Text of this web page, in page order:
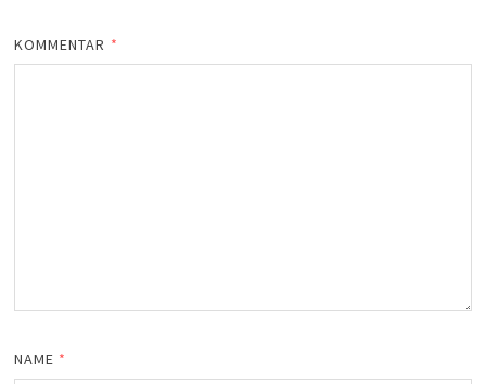
KOMMENTAR *
NAME *